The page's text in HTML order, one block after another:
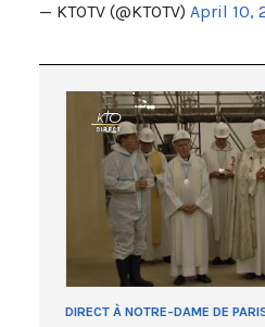
— KTOTV (@KTOTV) April 10,
DIRECT À NOTRE-DAME DE